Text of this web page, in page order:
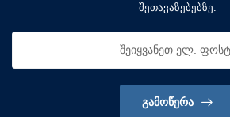
შეთავაზებებზე.
ᲒᲐᲛᲝᲬᲔᲠᲐ